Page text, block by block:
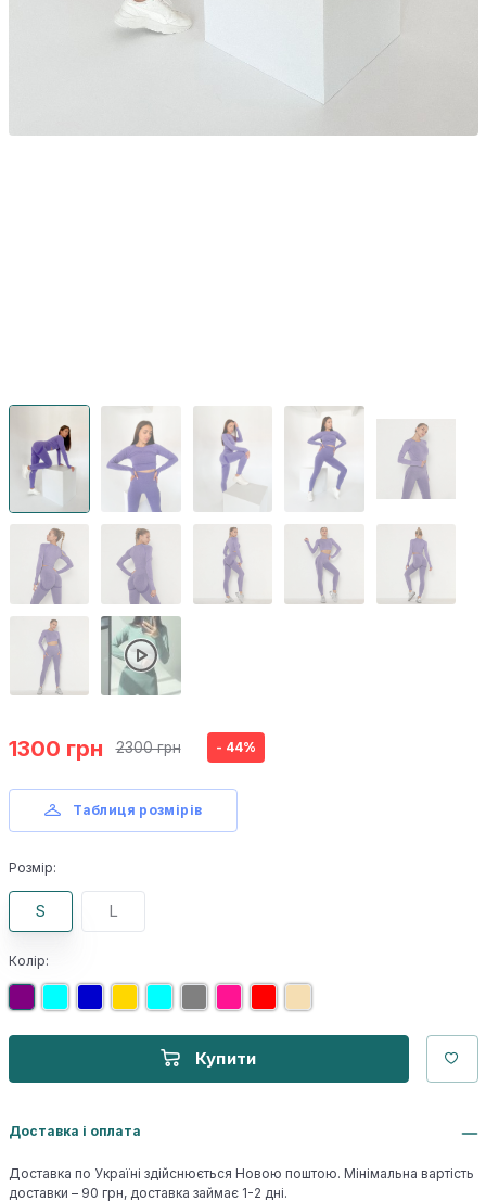
1300 грн 2300 грн - 44%
Таблиця розмірів
Розмір:
S L
Колір:
Купити
Доставка і оплата
Доставка по Україні здійснюється Новою поштою. Мінімальна вартість
доставки – 90 грн, доставка займає 1-2 дні.